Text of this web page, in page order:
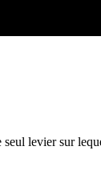
levier sur